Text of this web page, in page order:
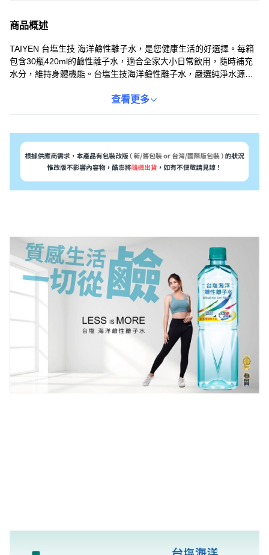
商品概述
TAIYEN 台塩生技 海洋鹼性離子水，是您健康生活的好選擇。每箱
包含30瓶420ml的鹼性離子水，適合全家大小日常飲用，隨時補充
水分，維持身體機能。台塩生技海洋鹼性離子水，嚴選純淨水源，
論是運動後、工作時，或是外出旅行，TAIYEN 台塩生技 海洋鹼性
查看更多